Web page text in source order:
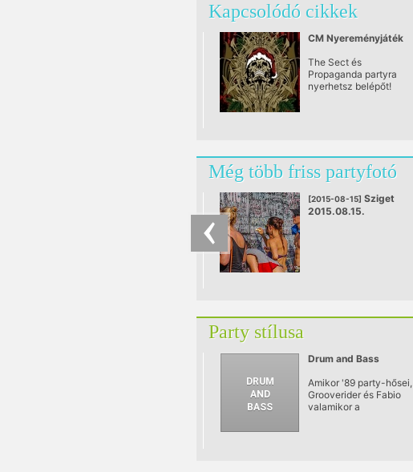
Kapcsolódó cikkek
CM Nyereményjáték
The Sect és
Propaganda partyra
nyerhetsz belépőt!
Még több friss partyfotó
[2015-08-15] Sziget
2015.08.15.
Party stílusa
Drum and Bass
Amikor '89 party-hősei,
Grooverider és Fabio
valamikor a